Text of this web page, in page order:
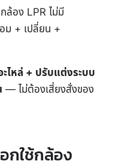
ล้อง LPR ไม่มี
ม + เปลี่ยน +
ไหล่ + ปรับแต่งระบบ
— ไม่ต้องเสี่ยงสั่งของ
กใช้กล้อง